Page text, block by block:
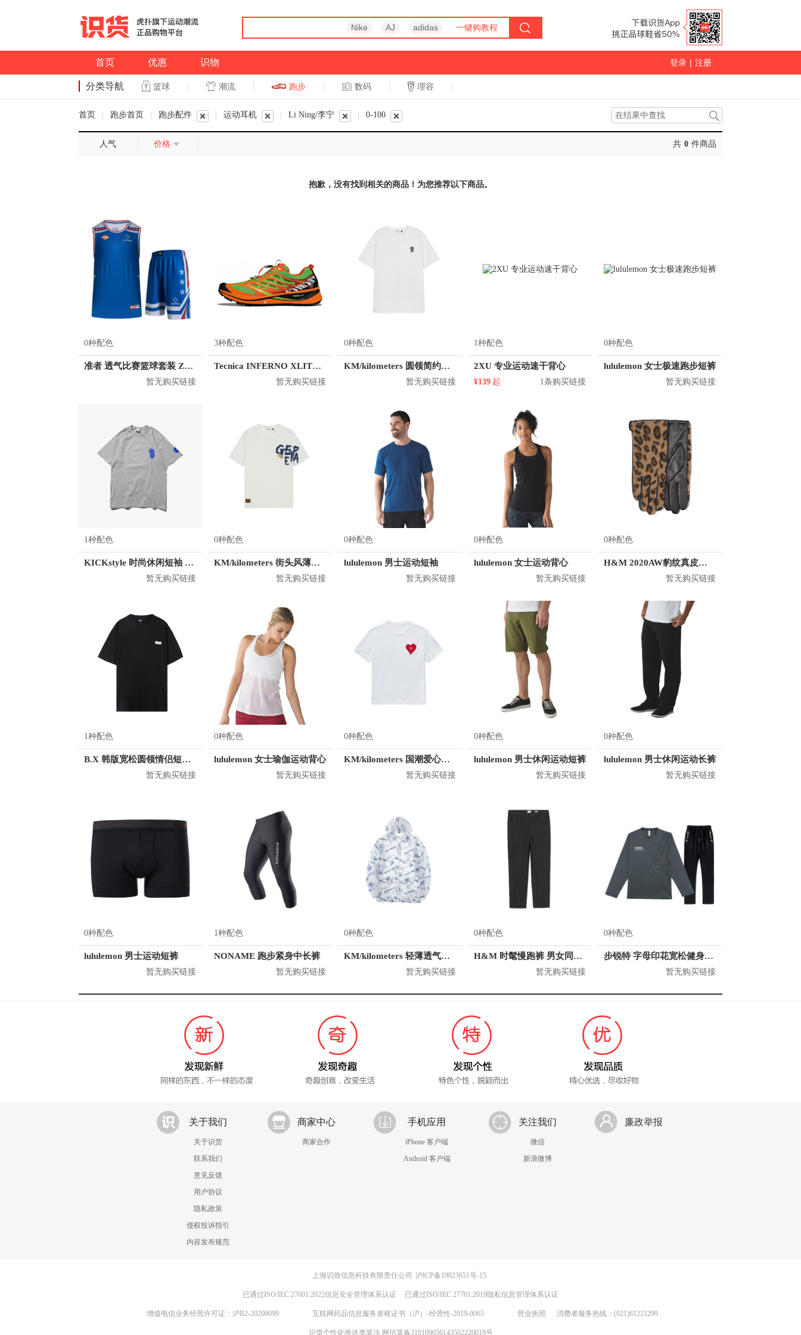
Nike AJ adidas 一键购教程
首页 优惠 识物 登录 | 注册
分类导航 篮球 潮流 跑步 数码 理容
首页 跑步首页 跑步配件 运动耳机 Li Ning/李宁 0-100
人气 价格 共 0 件商品
抱歉，没有找到相关的商品！为您推荐以下商品。
0种配色
准者 透气比赛篮球套装 Z118210177
暂无购买链接
3种配色
Tecnica INFERNO XLITE 2.0 MS
暂无购买链接
0种配色
KM/kilometers 圆领简约短袖T恤 M2X2108073
暂无购买链接
1种配色
2XU 专业运动速干背心
¥139 起 1条购买链接
0种配色
lululemon 女士极速跑步短裤
暂无购买链接
1种配色
KICKstyle 时尚休闲短袖 男女同款
暂无购买链接
0种配色
KM/kilometers 街头风薄款印花短袖T恤 男女同款 M2X2108248
暂无购买链接
0种配色
lululemon 男士运动短袖
暂无购买链接
0种配色
lululemon 女士运动背心
暂无购买链接
0种配色
H&M 2020AW豹纹真皮五指手套 0785505
暂无购买链接
1种配色
B.X 韩版宽松圆领情侣短袖T恤 男女同款 T-6202-002001
暂无购买链接
0种配色
lululemon 女士瑜伽运动背心
暂无购买链接
0种配色
KM/kilometers 国潮爱心短袖T恤 M2X2108466
暂无购买链接
0种配色
lululemon 男士休闲运动短裤
暂无购买链接
0种配色
lululemon 男士休闲运动长裤
暂无购买链接
0种配色
lululemon 男士运动短裤
暂无购买链接
1种配色
NONAME 跑步紧身中长裤
暂无购买链接
0种配色
KM/kilometers 轻薄透气舒适情侣防晒衣 男女同款 K531J33006921
暂无购买链接
0种配色
H&M 时髦慢跑裤 男女同款 0920040
暂无购买链接
0种配色
步锐特 字母印花宽松健身速干两件套 男女同款 BR8685553
暂无购买链接
关于我们
关于识货
联系我们
意见反馈
用户协议
隐私政策
侵权投诉指引
内容发布规范
商家中心
商家合作
手机应用
iPhone 客户端
Android 客户端
关注我们
微信
新浪微博
廉政举报
上海识致信息科技有限责任公司 沪ICP备19023651号-15
已通过ISO/IEC 27001:2022信息安全管理体系认证 已通过ISO/IEC 27701:2019隐私信息管理体系认证
增值电信业务经营许可证：沪B2-20200099 互联网药品信息服务资格证书（沪）-经营性-2019-0065 营业执照 消费者服务热线：(021)61221299
识货个性化推送类算法 网信算备310109056143502220019号